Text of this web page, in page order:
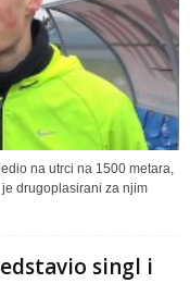
na utrci na 1500 metara,
drugoplasirani za njim
singl i